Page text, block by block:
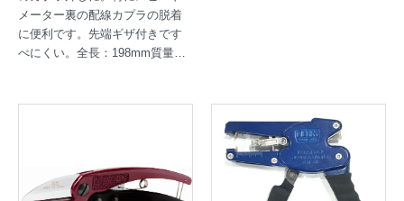
メーター裏の配線カプラの脱着
に便利です。先端ギザ付きです
べにくい。全長：198mm質量：2